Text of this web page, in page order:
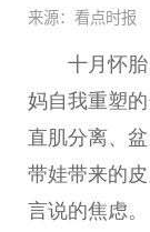
来源：看点时报
十月怀
妈自我重塑
直肌分离、
带娃带来的
言说的焦虑。